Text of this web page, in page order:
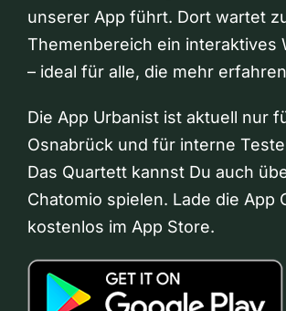
unserer App führt. Dort wartet
Themenbereich ein interaktives
– ideal für alle, die mehr
Die App Urbanist ist aktuell nur
Osnabrück und für interne
Das Quartett kannst Du auch
Chatomio spielen. Lade die App
kostenlos im App Store.